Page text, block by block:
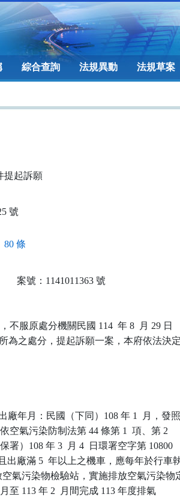
綜合查詢 法規異動 法規草案
提起訴願
號
80 條
案號：1141011363 號
不服原處分機關民國 114  年 8  月 29 日
為之處分，提起訴願一案，本府依法決定
廠年月：民國（下同）108 年 1  月，發照
空氣污染防制法第 44 條第 1  項、第 2
署）108 年 3  月 4  日環署空字第 10800
出廠滿 5  年以上之機車，應每年於行車
氣污染物檢驗站，實施排放空氣污染物
至 113 年 2  月間完成 113 年度排氣